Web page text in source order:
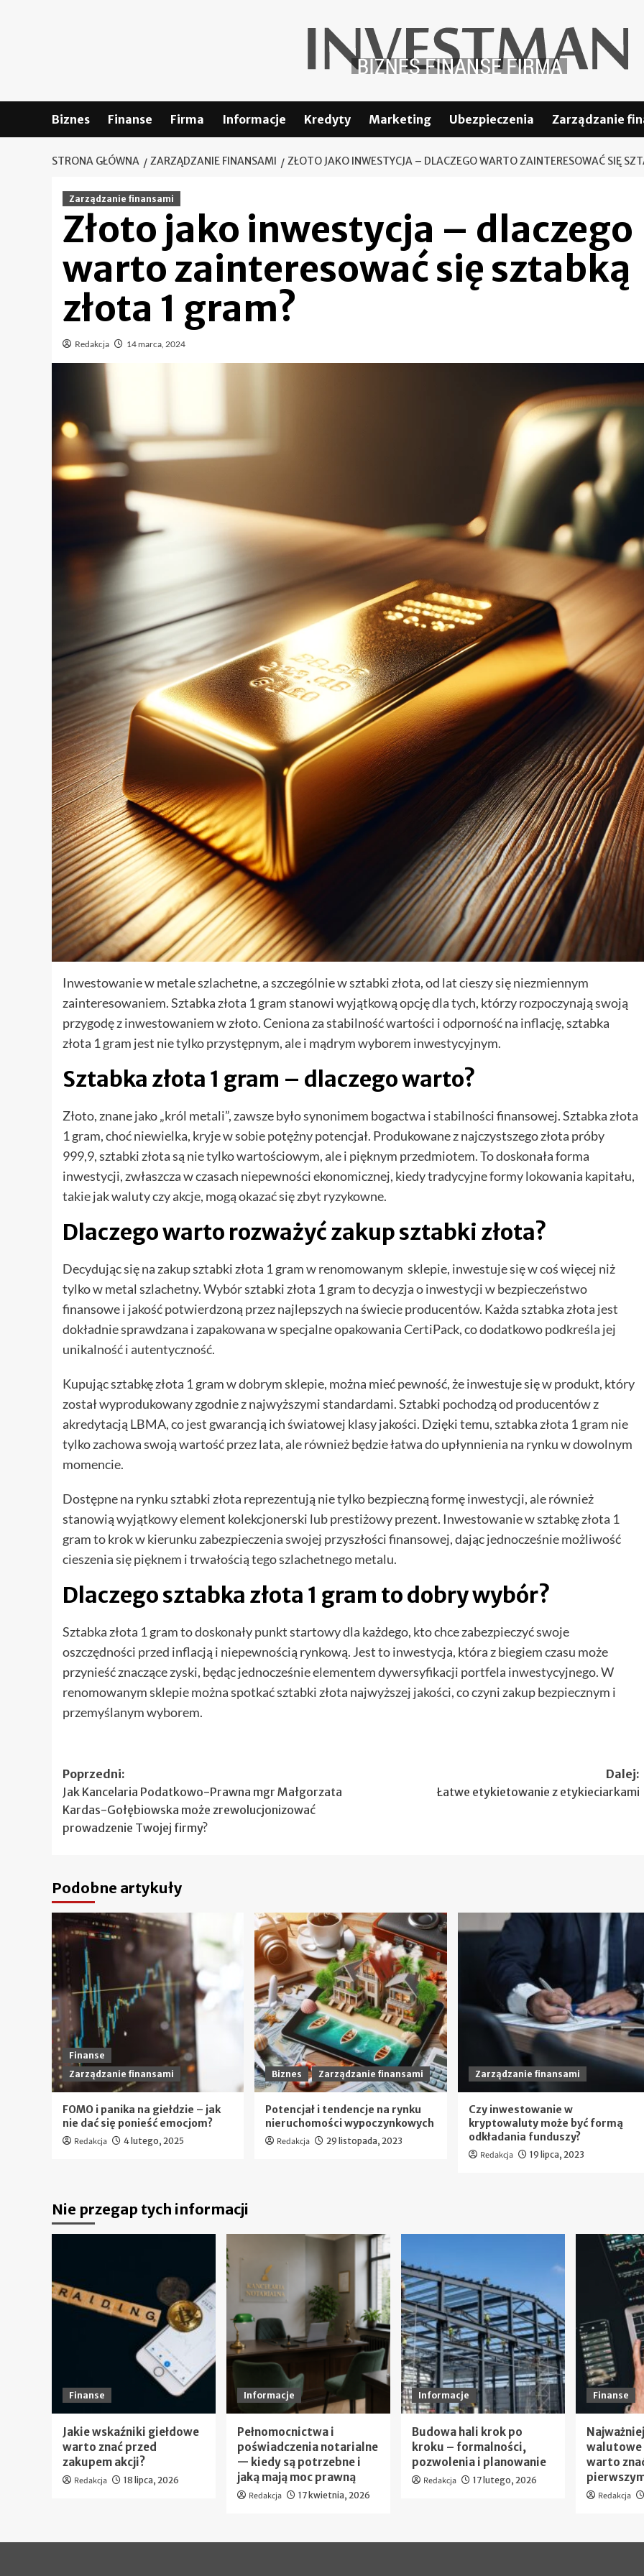
Biznes Finanse Firma Informacje Kredyty Marketing Ubezpieczenia Zarządzanie
STRONA GŁÓWNA ZARZĄDZANIE FINANSAMI ZŁOTO JAKO INWESTYCJA – DLACZEGO WARTO ZAINTERESOWAĆ SIĘ
Zarządzanie finansami
Złoto jako inwestycja – dlaczego
warto zainteresować się sztabką
złota 1 gram?
Redakcja 14 marca, 2024
Inwestowanie w metale szlachetne, a szczególnie w sztabki złota, od lat cieszy się niezmiennym
zainteresowaniem. Sztabka złota 1 gram stanowi wyjątkową opcję dla tych, którzy rozpoczynają swoją
przygodę z inwestowaniem w złoto. Ceniona za stabilność wartości i odporność na inflację, sztabka
złota 1 gram jest nie tylko przystępnym, ale i mądrym wyborem inwestycyjnym.
Sztabka złota 1 gram – dlaczego warto?
Złoto, znane jako „król metali”, zawsze było synonimem bogactwa i stabilności finansowej. Sztabka złota
1 gram, choć niewielka, kryje w sobie potężny potencjał. Produkowane z najczystszego złota próby
999,9, sztabki złota są nie tylko wartościowym, ale i pięknym przedmiotem. To doskonała forma
inwestycji, zwłaszcza w czasach niepewności ekonomicznej, kiedy tradycyjne formy lokowania kapitału,
takie jak waluty czy akcje, mogą okazać się zbyt ryzykowne.
Dlaczego warto rozważyć zakup sztabki złota?
Decydując się na zakup sztabki złota 1 gram w renomowanym sklepie, inwestuje się w coś więcej niż
tylko w metal szlachetny. Wybór sztabki złota 1 gram to decyzja o inwestycji w bezpieczeństwo
finansowe i jakość potwierdzoną przez najlepszych na świecie producentów. Każda sztabka złota jest
dokładnie sprawdzana i zapakowana w specjalne opakowania CertiPack, co dodatkowo podkreśla jej
unikalność i autentyczność.
Kupując sztabkę złota 1 gram w dobrym sklepie, można mieć pewność, że inwestuje się w produkt, który
został wyprodukowany zgodnie z najwyższymi standardami. Sztabki pochodzą od producentów z
akredytacją LBMA, co jest gwarancją ich światowej klasy jakości. Dzięki temu,sztabka złota 1 gram nie
tylko zachowa swoją wartość przez lata, ale również będzie łatwa do upłynnienia na rynku w dowolnym
momencie.
Dostępne na rynku sztabki złota reprezentują nie tylko bezpieczną formę inwestycji, ale również
stanowią wyjątkowy element kolekcjonerski lub prestiżowy prezent. Inwestowanie w sztabkę złota 1
gram to krok w kierunku zabezpieczenia swojej przyszłości finansowej, dając jednocześnie możliwość
cieszenia się pięknem i trwałością tego szlachetnego metalu.
Dlaczego sztabka złota 1 gram to dobry wybór?
Sztabka złota 1 gram to doskonały punkt startowy dla każdego, kto chce zabezpieczyć swoje
oszczędności przed inflacją i niepewnością rynkową. Jest to inwestycja, która z biegiem czasu może
przynieść znaczące zyski, będąc jednocześnie elementem dywersyfikacji portfela inwestycyjnego. W
renomowanym sklepie można spotkać sztabki złota najwyższej jakości, co czyni zakup bezpiecznym i
przemyślanym wyborem.
Zobacz
wpisy
Poprzedni:
Jak Kancelaria Podatkowo-Prawna mgr Małgorzata
Kardas-Gołębiowska może zrewolucjonizować
prowadzenie Twojej firmy?
Dalej:
Łatwe etykietowanie z etykieciarkami
Podobne artykuły
Finanse
Zarządzanie finansami
FOMO i panika na giełdzie – jak
nie dać się ponieść emocjom?
Redakcja 4 lutego, 2025
Biznes Zarządzanie finansami
Potencjał i tendencje na rynku
nieruchomości wypoczynkowych
Redakcja 29 listopada, 2023
Zarządzanie finansami
Czy inwestowanie w
kryptowaluty może być formą
odkładania funduszy?
Redakcja 19 lipca, 2023
Nie przegap tych informacji
Finanse
Jakie wskaźniki giełdowe
warto znać przed
zakupem akcji?
Redakcja 18 lipca, 2026
Informacje
Pełnomocnictwa i
poświadczenia notarialne
— kiedy są potrzebne i
jaką mają moc prawną
Redakcja 17 kwietnia, 2026
Informacje
Budowa hali krok po
kroku – formalności,
pozwolenia i planowanie
Redakcja 17 lutego, 2026
Finanse
walutowe
warto
Redakcja